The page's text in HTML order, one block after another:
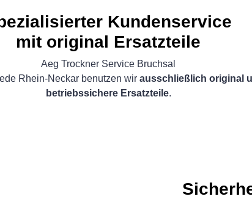
Kundenservice
mit original Ersatzteile
Aeg Trockner Service Bruchsal
Rhein-Neckar benutzen wir ausschließlich original
betriebssichere Ersatzteile.